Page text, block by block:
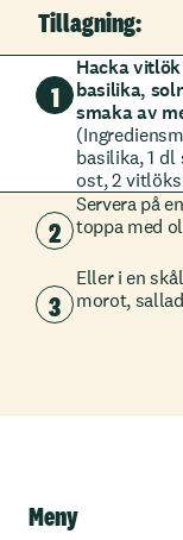
Tillagning:
1
Hacka
basilika,
smaka av
basilika, 1
ost, 2
2
Servera på
toppa med
3
Eller i en
morot,
Meny